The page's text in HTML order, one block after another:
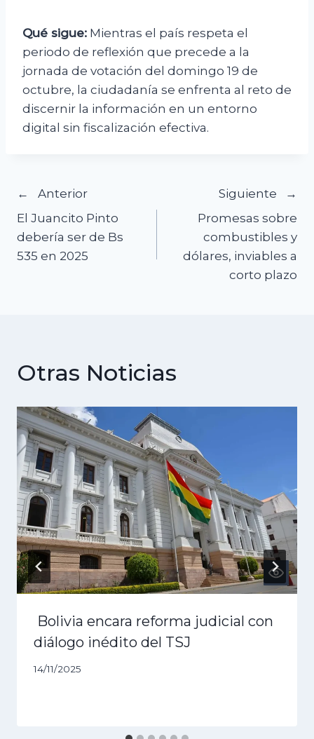
Qué sigue: Mientras el país respeta el
periodo de reflexión que precede a la
jornada de votación del domingo 19 de
octubre, la ciudadanía se enfrenta al reto de
discernir la información en un entorno
digital sin fiscalización efectiva.
Navegación
de
entradas
Anterior
El Juancito Pinto
debería ser de Bs
535 en 2025
Siguiente
Promesas sobre
combustibles y
dólares, inviables a
corto plazo
Otras Noticias
Bolivia encara reforma judicial con
diálogo inédito del TSJ
14/11/2025